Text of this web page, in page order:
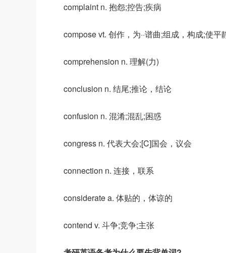
complaint n. 抱怨;控告;疾病
compose vt. 创作，为··谱曲;组成，构成;使平
comprehension n. 理解(力)
conclusion n. 结尾;推论，结论
confusion n. 混淆;混乱;困惑
congress n. 代表大会;[C]国会，议会
connection n. 连接，联系
considerate a. 体贴的，体谅的
contend v. 斗争;竞争;主张